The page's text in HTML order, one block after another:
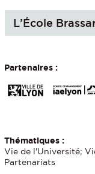
L’École
Partenaires :
Thématiques :
Vie de l'Université;
Partenariats